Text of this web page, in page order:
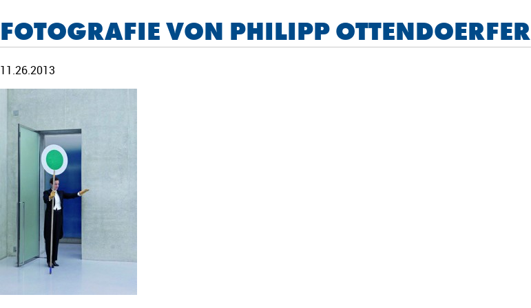
FOTOGRAFIE VON PHILIPP OTTENDOERFER
11.26.2013